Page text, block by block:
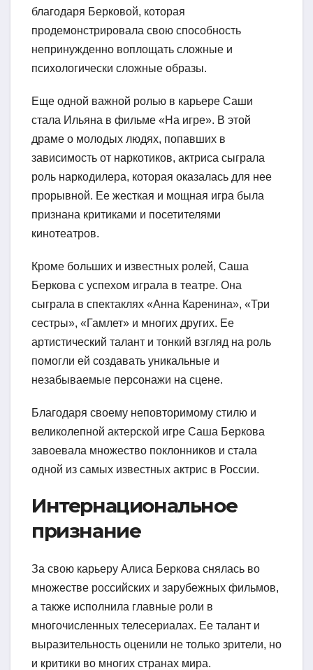
благодаря Берковой, которая
продемонстрировала свою способность
непринужденно воплощать сложные и
психологически сложные образы.
Еще одной важной ролью в карьере Саши
стала Ильяна в фильме «На игре». В этой
драме о молодых людях, попавших в
зависимость от наркотиков, актриса сыграла
роль наркодилера, которая оказалась для нее
прорывной. Ее жесткая и мощная игра была
признана критиками и посетителями
кинотеатров.
Кроме больших и известных ролей, Саша
Беркова с успехом играла в театре. Она
сыграла в спектаклях «Анна Каренина», «Три
сестры», «Гамлет» и многих других. Ее
артистический талант и тонкий взгляд на роль
помогли ей создавать уникальные и
незабываемые персонажи на сцене.
Благодаря своему неповторимому стилю и
великолепной актерской игре Саша Беркова
завоевала множество поклонников и стала
одной из самых известных актрис в России.
Интернациональное
признание
За свою карьеру Алиса Беркова снялась во
множестве российских и зарубежных фильмов,
а также исполнила главные роли в
многочисленных телесериалах. Ее талант и
выразительность оценили не только зрители, но
и критики во многих странах мира.